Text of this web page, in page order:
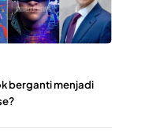
berganti menjadi